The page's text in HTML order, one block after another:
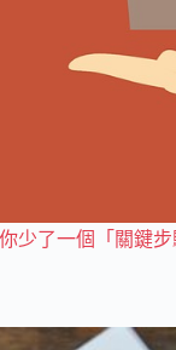
少了一個「關鍵步